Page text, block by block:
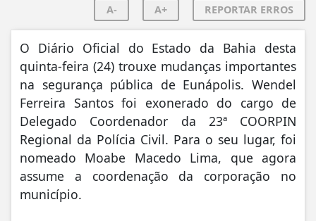
A- A+ REPORTAR ERROS
O Diário Oficial do Estado da Bahia desta
quinta-feira (24) trouxe mudanças importantes
na segurança pública de Eunápolis. Wendel
Ferreira Santos foi exonerado do cargo de
Delegado Coordenador da 23ª COORPIN
Regional da Polícia Civil. Para o seu lugar, foi
nomeado Moabe Macedo Lima, que agora
assume a coordenação da corporação no
município.